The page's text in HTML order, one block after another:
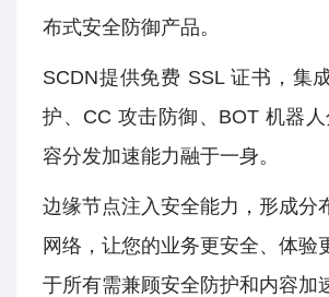
布式安全防御产品。
SCDN提供免费 SSL 证书，集
护、CC 攻击防御、BOT 机器
容分发加速能力融于一身。
边缘节点注入安全能力，形成分
网络，让您的业务更安全、体验
于所有需兼顾安全防护和内容加